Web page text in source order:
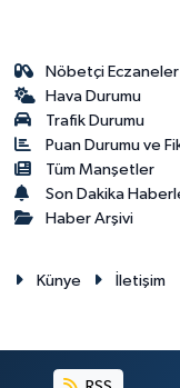
Nöbetçi Eczaneler
Hava Durumu
Trafik Durumu
Puan Durumu ve
Tüm Manşetler
Son Dakika
Haber Arşivi
Künye İletişim